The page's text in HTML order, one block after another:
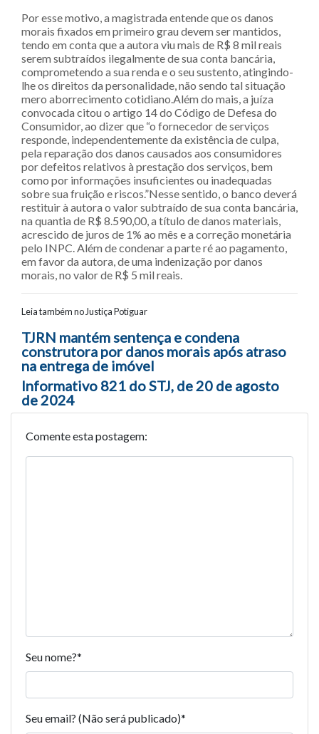
Por esse motivo, a magistrada entende que os danos
morais fixados em primeiro grau devem ser mantidos,
tendo em conta que a autora viu mais de R$ 8 mil reais
serem subtraídos ilegalmente de sua conta bancária,
comprometendo a sua renda e o seu sustento, atingindo-
lhe os direitos da personalidade, não sendo tal situação
mero aborrecimento cotidiano.Além do mais, a juíza
convocada citou o artigo 14 do Código de Defesa do
Consumidor, ao dizer que “o fornecedor de serviços
responde, independentemente da existência de culpa,
pela reparação dos danos causados aos consumidores
por defeitos relativos à prestação dos serviços, bem
como por informações insuficientes ou inadequadas
sobre sua fruição e riscos.”Nesse sentido, o banco deverá
restituir à autora o valor subtraído de sua conta bancária,
na quantia de R$ 8.590,00, a título de danos materiais,
acrescido de juros de 1% ao mês e a correção monetária
pelo INPC. Além de condenar a parte ré ao pagamento,
em favor da autora, de uma indenização por danos
morais, no valor de R$ 5 mil reais.
Leia também no Justiça Potiguar
Navegação entre posts
TJRN mantém sentença e condena
construtora por danos morais após atraso
na entrega de imóvel
Informativo 821 do STJ, de 20 de agosto
de 2024
Comente esta postagem:
Seu nome?*
Seu email? (Não será publicado)*